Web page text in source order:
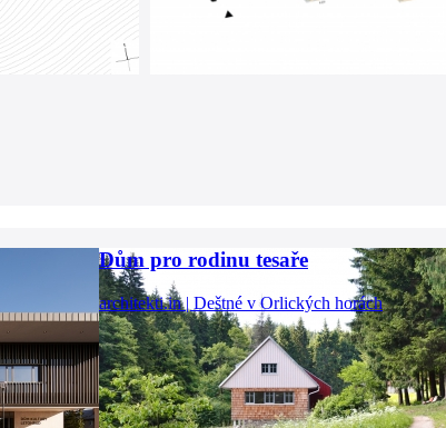
Dům pro rodinu tesaře
architekti.in | Deštné v Orlických horách